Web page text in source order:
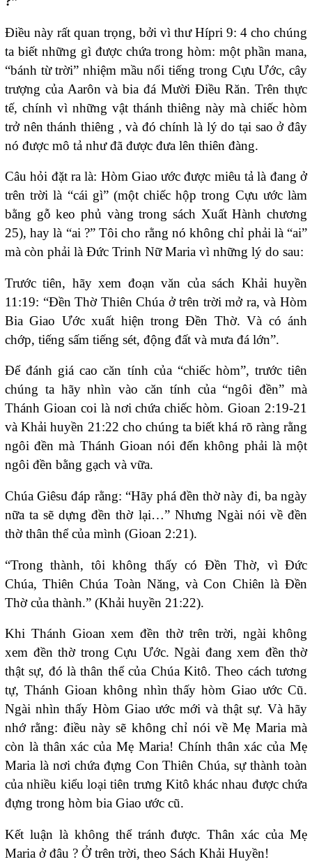
Điều này rất quan trọng, bởi vì thư Hípri 9: 4 cho chúng
ta biết những gì được chứa trong hòm: một phần mana,
“bánh từ trời” nhiệm mầu nổi tiếng trong Cựu Ước, cây
trượng của Aarôn và bia đá Mười Điều Răn. Trên thực
tế, chính vì những vật thánh thiêng này mà chiếc hòm
trở nên thánh thiêng , và đó chính là lý do tại sao ở đây
nó được mô tả như đã được đưa lên thiên đàng.
Câu hỏi đặt ra là: Hòm Giao ước được miêu tả là đang ở
trên trời là “cái gì” (một chiếc hộp trong Cựu ước làm
bằng gỗ keo phủ vàng trong sách Xuất Hành chương
25), hay là “ai ?” Tôi cho rằng nó không chỉ phải là “ai”
mà còn phải là Đức Trinh Nữ Maria vì những lý do sau:
Trước tiên, hãy xem đoạn văn của sách Khải huyền
11:19: “Đền Thờ Thiên Chúa ở trên trời mở ra, và Hòm
Bia Giao Ước xuất hiện trong Đền Thờ. Và có ánh
chớp, tiếng sấm tiếng sét, động đất và mưa đá lớn”.
Để đánh giá cao căn tính của “chiếc hòm”, trước tiên
chúng ta hãy nhìn vào căn tính của “ngôi đền” mà
Thánh Gioan coi là nơi chứa chiếc hòm. Gioan 2:19-21
và Khải huyền 21:22 cho chúng ta biết khá rõ ràng rằng
ngôi đền mà Thánh Gioan nói đến không phải là một
ngôi đền bằng gạch và vữa.
Chúa Giêsu đáp rằng: “Hãy phá đền thờ này đi, ba ngày
nữa ta sẽ dựng đền thờ lại…” Nhưng Ngài nói về đền
thờ thân thể của mình (Gioan 2:21).
“Trong thành, tôi không thấy có Đền Thờ, vì Đức
Chúa, Thiên Chúa Toàn Năng, và Con Chiên là Đền
Thờ của thành.” (Khải huyền 21:22).
Khi Thánh Gioan xem đền thờ trên trời, ngài không
xem đền thờ trong Cựu Ước. Ngài đang xem đền thờ
thật sự, đó là thân thể của Chúa Kitô. Theo cách tương
tự, Thánh Gioan không nhìn thấy hòm Giao ước Cũ.
Ngài nhìn thấy Hòm Giao ước mới và thật sự. Và hãy
nhớ rằng: điều này sẽ không chỉ nói về Mẹ Maria mà
còn là thân xác của Mẹ Maria! Chính thân xác của Mẹ
Maria là nơi chứa đựng Con Thiên Chúa, sự thành toàn
của nhiều kiểu loại tiên trưng Kitô khác nhau được chứa
đựng trong hòm bia Giao ước cũ.
Kết luận là không thể tránh được. Thân xác của Mẹ
Maria ở đâu ? Ở trên trời, theo Sách Khải Huyền!